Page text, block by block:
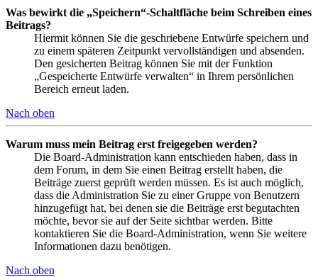
Was bewirkt die „Speichern“-Schaltfläche beim Schreiben eines
Beitrags?
Hiermit können Sie die geschriebene Entwürfe speichern und
zu einem späteren Zeitpunkt vervollständigen und absenden.
Den gesicherten Beitrag können Sie mit der Funktion
„Gespeicherte Entwürfe verwalten“ in Ihrem persönlichen
Bereich erneut laden.
Nach oben
Warum muss mein Beitrag erst freigegeben werden?
Die Board-Administration kann entschieden haben, dass in
dem Forum, in dem Sie einen Beitrag erstellt haben, die
Beiträge zuerst geprüft werden müssen. Es ist auch möglich,
dass die Administration Sie zu einer Gruppe von Benutzern
hinzugefügt hat, bei denen sie die Beiträge erst begutachten
möchte, bevor sie auf der Seite sichtbar werden. Bitte
kontaktieren Sie die Board-Administration, wenn Sie weitere
Informationen dazu benötigen.
Nach oben